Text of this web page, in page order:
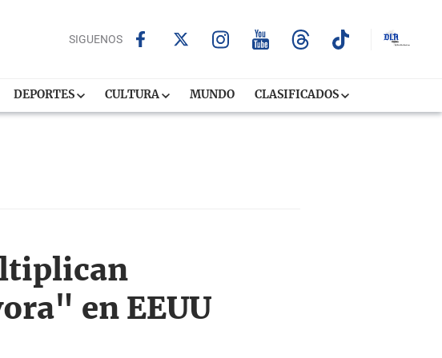
SIGUENOS
DEPORTES CULTURA MUNDO CLASIFICADOS
en EEUU